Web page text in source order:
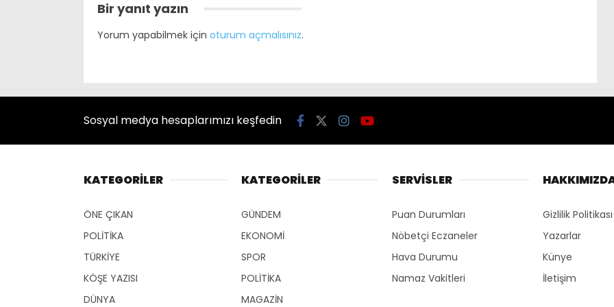
Bir yanıt yazın
Yorum yapabilmek için oturum açmalısınız.
Sosyal medya hesaplarımızı keşfedin
KATEGORİLER
ÖNE ÇIKAN
POLİTİKA
TÜRKİYE
KÖŞE YAZISI
DÜNYA
KATEGORİLER
GÜNDEM
EKONOMİ
SPOR
POLİTİKA
MAGAZİN
SERVİSLER
Puan Durumları
Nöbetçi Eczaneler
Hava Durumu
Namaz Vakitleri
Gizlilik Politikası
Yazarlar
Künye
İletişim